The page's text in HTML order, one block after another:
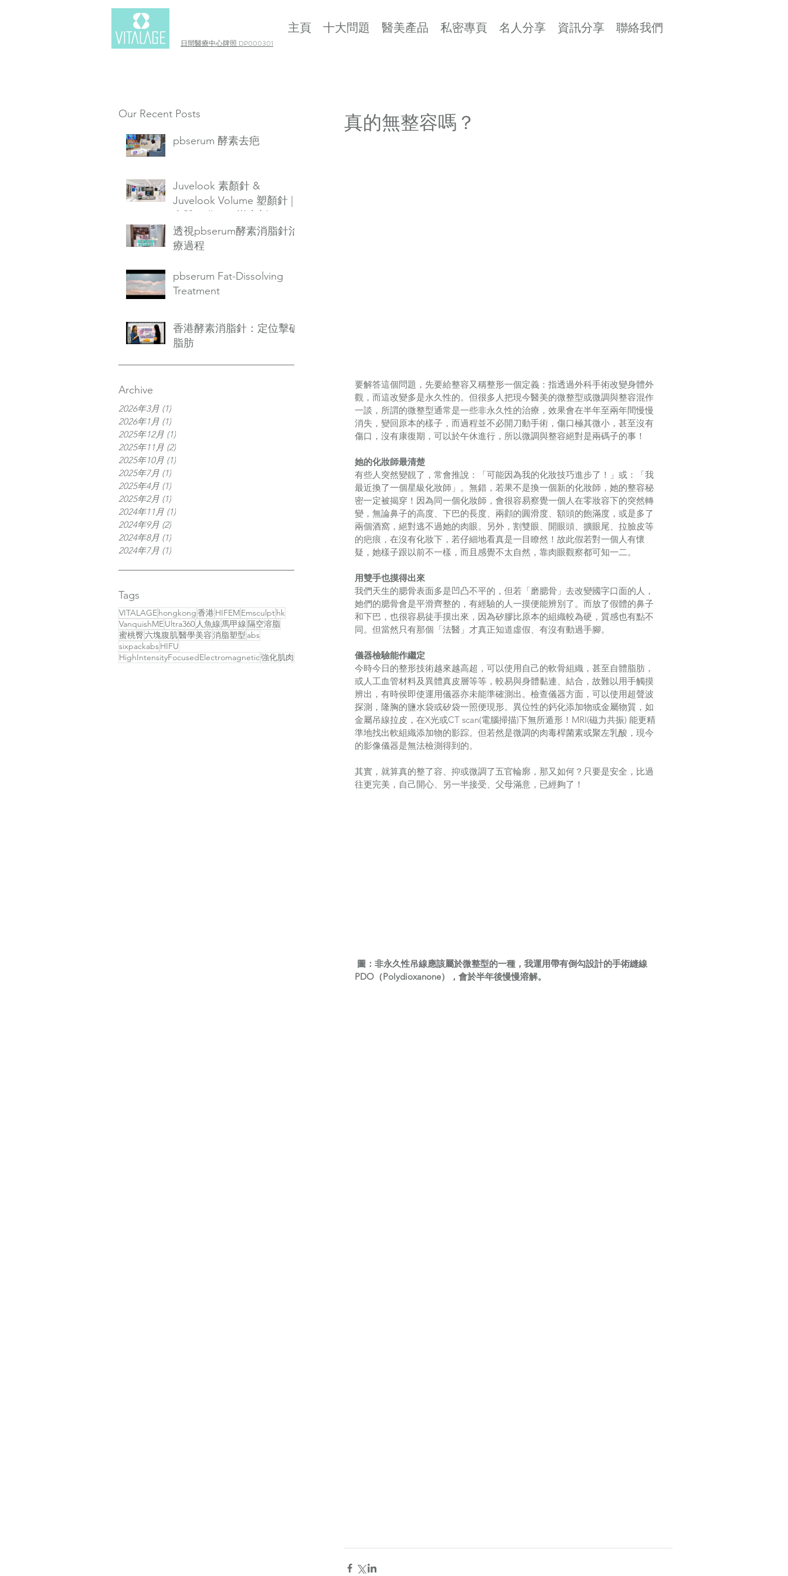
主頁 十大問題 醫美產品 私密專頁 名人分享 資訊分享 聯絡我們
日間醫療中心牌照 DP000301
Our Recent Posts
pbserum 酵素去疤
Juvelook 素顏針 &
Juvelook Volume 塑顏針 |
自體Collagen增生劑
透視pbserum酵素消脂針治
療過程
pbserum Fat-Dissolving
Treatment
香港酵素消脂針：定位擊破
脂肪
Archive
2026年3月 (1)
2026年1月 (1)
2025年12月 (1)
2025年11月 (2)
2025年10月 (1)
2025年7月 (1)
2025年4月 (1)
2025年2月 (1)
2024年11月 (1)
2024年9月 (2)
2024年8月 (1)
2024年7月 (1)
Tags
VITALAGEhongkong香港 HIFEMEmsculpthk
VanquishMEUltra360 人魚線馬甲線隔空溶脂
蜜桃臀六塊腹肌醫學美容消脂塑型 abs
sixpackabsHIFU
HighIntensityFocusedElectromagnetic強化肌肉
真的無整容嗎？
要解答這個問題，先要給整容又稱整形一個定義：指透過外科手術改變身體外
觀，而這改變多是永久性的。但很多人把現今醫美的微整型或微調與整容混作
一談，所謂的微整型通常是一些非永久性的治療，效果會在半年至兩年間慢慢
消失，變回原本的樣子，而過程並不必開刀動手術，傷口極其微小，甚至沒有
傷口，沒有康復期，可以於午休進行，所以微調與整容絕對是兩碼子的事！
她的化妝師最清楚
有些人突然變靚了，常會推說：「可能因為我的化妝技巧進步了！」或：「我
最近換了一個星級化妝師」。無錯，若果不是換一個新的化妝師，她的整容秘
密一定被揭穿！因為同一個化妝師，會很容易察覺一個人在零妝容下的突然轉
變，無論鼻子的高度、下巴的長度、兩顴的圓滑度、額頭的飽滿度，或是多了
兩個酒窩，絕對逃不過她的肉眼。另外，割雙眼、開眼頭、擴眼尾、拉臉皮等
的疤痕，在沒有化妝下，若仔細地看真是一目瞭然！故此假若對一個人有懷
疑，她樣子跟以前不一樣，而且感覺不太自然，靠肉眼觀察都可知一二。
用雙手也摸得出來
我們天生的腮骨表面多是凹凸不平的，但若「磨腮骨」去改變國字口面的人，
她們的腮骨會是平滑齊整的，有經驗的人一摸便能辨別了。而放了假體的鼻子
和下巴，也很容易徒手摸出來，因為矽膠比原本的組織較為硬，質感也有點不
同。但當然只有那個「法醫」才真正知道虛假、有沒有動過手腳。
儀器檢驗能作繼定
今時今日的整形技術越來越高超，可以使用自己的軟骨組織，甚至自體脂肪，
或人工血管材料及異體真皮層等等，較易與身體黏連、結合，故難以用手觸摸
辨出，有時侯即使運用儀器亦未能準確測出。檢查儀器方面，可以使用超聲波
探測，隆胸的鹽水袋或矽袋一照便現形。異位性的鈣化添加物或金屬物質，如
金屬吊線拉皮，在X光或CT scan(電腦掃描)下無所遁形！MRI(磁力共振) 能更精
準地找出軟組織添加物的影踪。但若然是微調的肉毒桿菌素或聚左乳酸，現今
的影像儀器是無法檢測得到的。
其實，就算真的整了容、抑或微調了五官輪廓，那又如何？只要是安全，比過
往更完美，自己開心、另一半接受、父母滿意，已經夠了！
圖：非永久性吊線應該屬於微整型的一種，我運用帶有倒勾設計的手術縫線
PDO（Polydioxanone），會於半年後慢慢溶解。